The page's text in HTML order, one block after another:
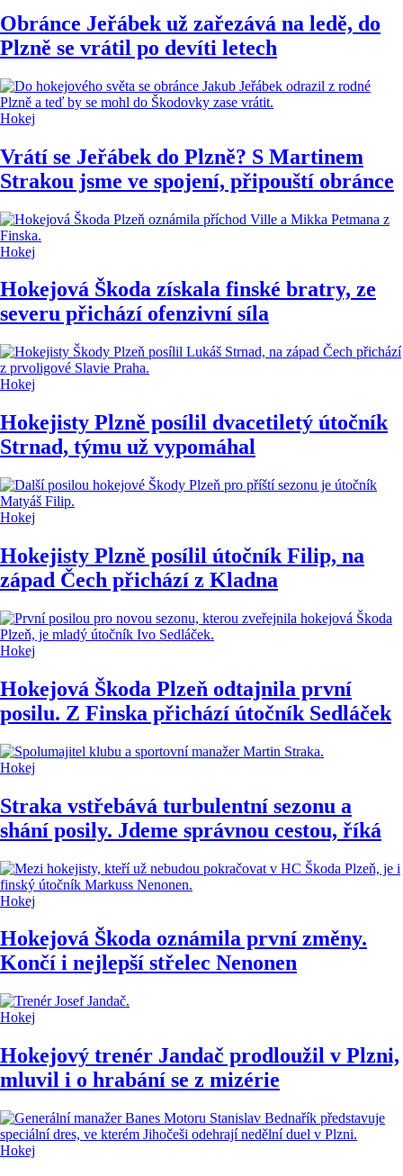
Obránce Jeřábek už zařezává na ledě, do
Plzně se vrátil po devíti letech
Hokej
Vrátí se Jeřábek do Plzně? S Martinem
Strakou jsme ve spojení, připouští obránce
Hokej
Hokejová Škoda získala finské bratry, ze
severu přichází ofenzivní síla
Hokej
Hokejisty Plzně posílil dvacetiletý útočník
Strnad, týmu už vypomáhal
Hokej
Hokejisty Plzně posílil útočník Filip, na
západ Čech přichází z Kladna
Hokej
Hokejová Škoda Plzeň odtajnila první
posilu. Z Finska přichází útočník Sedláček
Hokej
Straka vstřebává turbulentní sezonu a
shání posily. Jdeme správnou cestou, říká
Hokej
Hokejová Škoda oznámila první změny.
Končí i nejlepší střelec Nenonen
Hokej
Hokejový trenér Jandač prodloužil v Plzni,
mluvil i o hrabání se z mizérie
Hokej